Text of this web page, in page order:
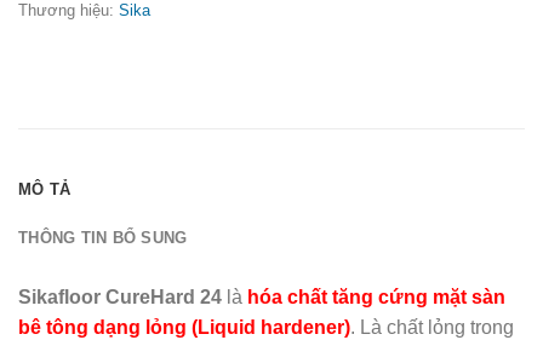
Thương hiệu: Sika
MÔ TẢ
THÔNG TIN BỔ SUNG
Sikafloor CureHard 24 là hóa chất tăng cứng mặt sàn
bê tông dạng lỏng (Liquid hardener). Là chất lỏng trong